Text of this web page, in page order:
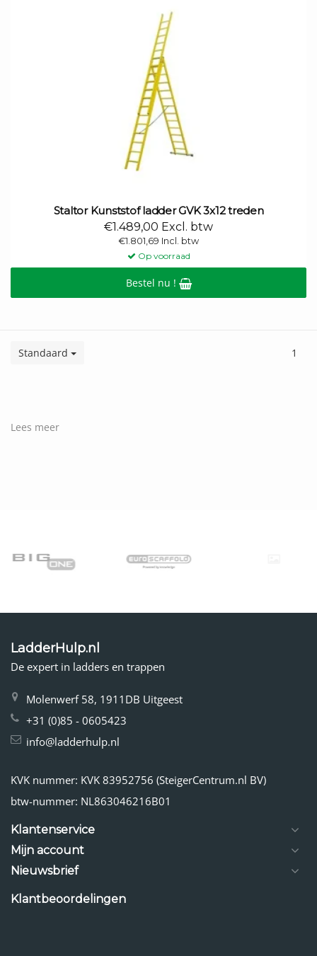
Staltor Kunststof ladder GVK 3x12 treden
€1.489,00 Excl. btw
€1.801,69 Incl. btw
Op voorraad
Bestel nu !
Standaard 1
Lees meer
LadderHulp.nl
De expert in ladders en trappen
Molenwerf 58, 1911DB Uitgeest
+31 (0)85 - 0605423
info@ladderhulp.nl
KVK nummer: KVK 83952756 (SteigerCentrum.nl BV)
btw-nummer: NL863046216B01
Klantenservice
Mijn account
Nieuwsbrief
Klantbeoordelingen